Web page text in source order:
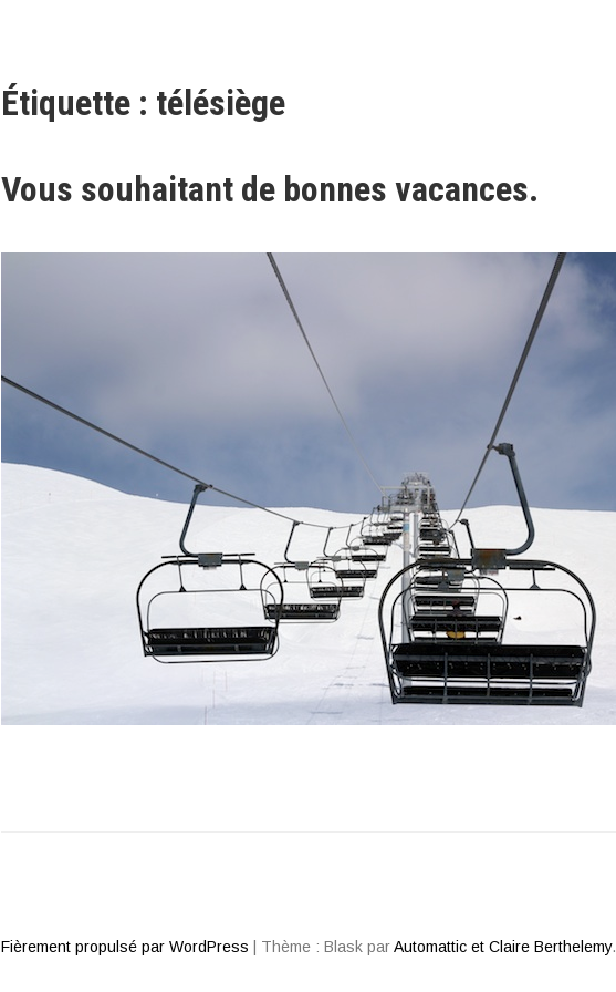
Étiquette : télésiège
Vous souhaitant de bonnes vacances.
Fièrement propulsé par WordPress Thème : Blask parAutomattic et Claire Berthelemy.